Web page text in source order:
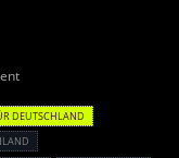
DEUTSCHLAND